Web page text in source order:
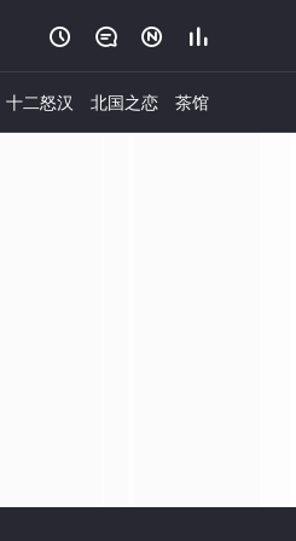
   
十二怒汉 北国之恋 茶馆